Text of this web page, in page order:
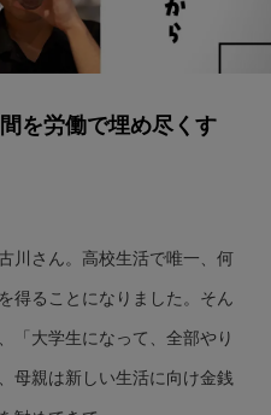
を労働で埋め尽くす
川さん。高校生活で唯一、何
得ることになりました。そん
「大学生になって、全部やり
母親は新しい生活に向け金銭